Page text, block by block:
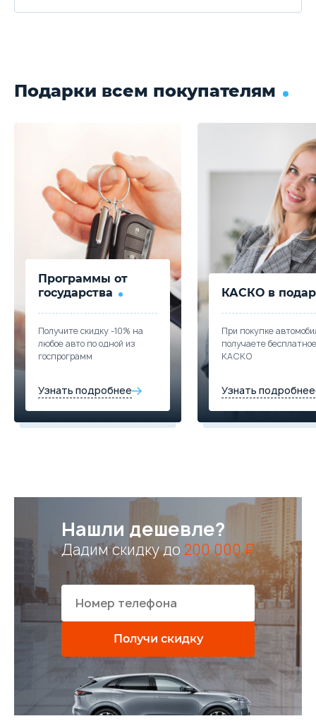
Подарки всем покупателям
Программы от
государства
Получите скидку -10% на
любое авто по одной из
госпрограмм
Узнать подробнее
КАСКО в
При покупке
получаете бесплатное
КАСКО
Узнать подробнее
Нашли дешевле?
Дадим скидку до 200 000 ₽
Получи скидку